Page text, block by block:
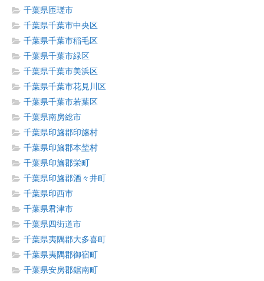
千葉県匝瑳市
千葉県千葉市中央区
千葉県千葉市稲毛区
千葉県千葉市緑区
千葉県千葉市美浜区
千葉県千葉市花見川区
千葉県千葉市若葉区
千葉県南房総市
千葉県印旛郡印旛村
千葉県印旛郡本埜村
千葉県印旛郡栄町
千葉県印旛郡酒々井町
千葉県印西市
千葉県君津市
千葉県四街道市
千葉県夷隅郡大多喜町
千葉県夷隅郡御宿町
千葉県安房郡鋸南町